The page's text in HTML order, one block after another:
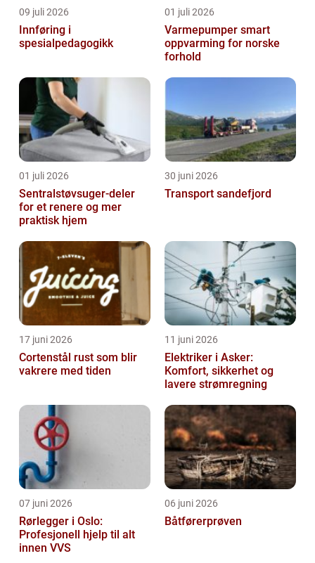
09 juli 2026
Innføring i
spesialpedagogikk
01 juli 2026
Varmepumper smart
oppvarming for norske
forhold
01 juli 2026
Sentralstøvsuger-deler
for et renere og mer
praktisk hjem
30 juni 2026
Transport sandefjord
17 juni 2026
Cortenstål rust som blir
vakrere med tiden
11 juni 2026
Elektriker i Asker:
Komfort, sikkerhet og
lavere strømregning
07 juni 2026
Rørlegger i Oslo:
Profesjonell hjelp til alt
innen VVS
06 juni 2026
Båtførerprøven